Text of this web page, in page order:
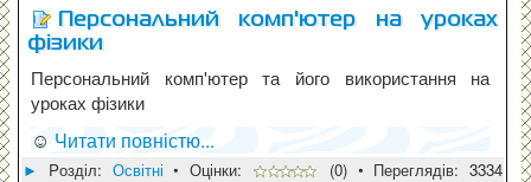
Персональний комп'ютер на уроках
фізики
Персональний комп'ютер та його використання на
уроках фізики
☺ Читати повністю...
► Pозділ: Освітні • Оцінки:
(0) • Переглядів: 3334